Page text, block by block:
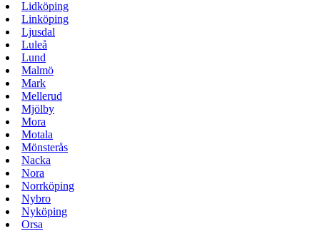
Lidköping
Linköping
Ljusdal
Luleå
Lund
Malmö
Mark
Mellerud
Mjölby
Mora
Motala
Mönsterås
Nacka
Nora
Norrköping
Nybro
Nyköping
Orsa